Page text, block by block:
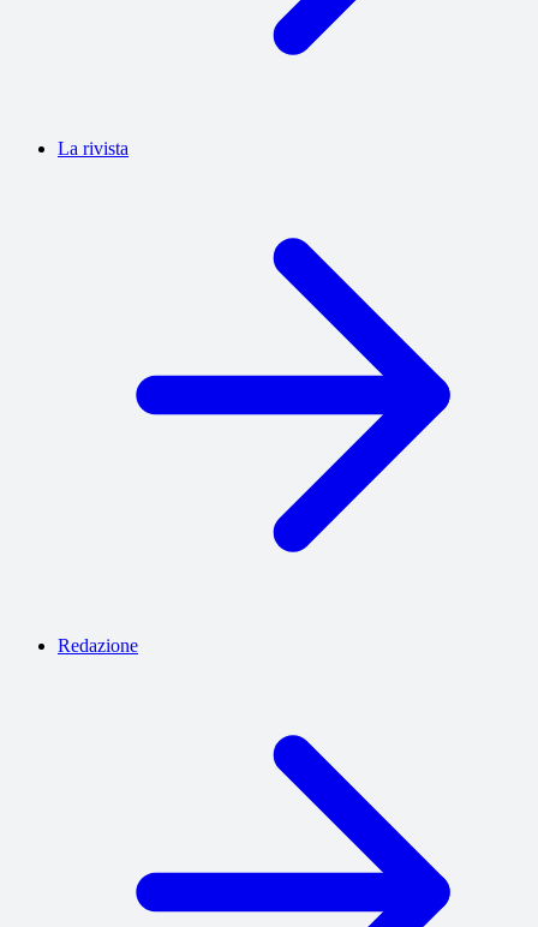
La rivista
Redazione